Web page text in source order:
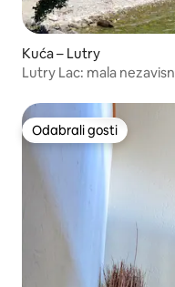
Kuća – Lutry
Lutry Lac: mala
Odabrali gosti
Odabrali gosti